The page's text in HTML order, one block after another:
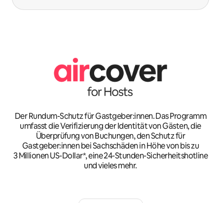
Der Rundum-Schutz für Gastgeber:innen. Das Programm
umfasst die Verifizierung der Identität von Gästen, die
Überprüfung von Buchungen, den Schutz für
Gastgeber:innen bei Sachschäden in Höhe von bis zu
3 Millionen US-Dollar*, eine 24-Stunden-Sicherheitshotline
und vieles mehr.